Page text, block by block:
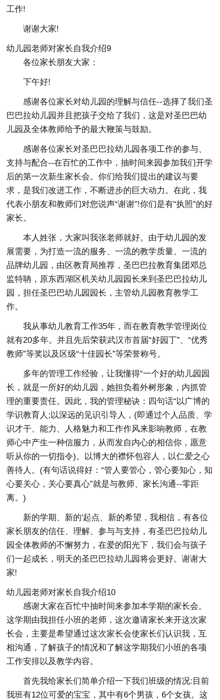
工作!
谢谢大家!
幼儿园老师对家长自我介绍9
各位家长朋友大家：
下午好!
感谢各位家长对幼儿园的理解与信任--选择了我们圣
巴巴拉幼儿园并且把孩子交给了我们，这是对圣巴巴幼
儿园及全体教师给予的最大鞭策与鼓励。
感谢各位家长对圣巴巴拉幼儿园各项工作的参与、
支持与配合--在百忙的工作中，抽时间来园参加我们开学
后的第一次新生家长会。你们给我们提出的建议与要
求，是我们改进工作，不断进步的巨大动力。在此，我
代表小朋友和教师们对您说声“谢谢”!你们是有“执照”的好
家长。
本人姓张，大家叫我张老师就好。由于幼儿园的发
展需要，为打造一流的服务、一流的教学质量、一流的
品牌幼儿园，由区教育局推荐，圣巴巴拉教育集团邓总
监特聃，原东西湖区机关幼儿园园长来到圣巴巴拉幼儿
园，担任圣巴巴幼儿园园长，主管幼儿园教育教学工
作。
我从事幼儿教育工作35年，而在教育教学管理岗位
就有20多年。并且先后荣获武汉市首届“好园丁”、“优秀
教师”等奖以及区级“十佳园长”等荣誉称号。
多年的管理工作经验，让我懂得“一个好的幼儿园园
长，就是一所好的幼儿园，她担负着外树形象，内抓管
理的重要责任。因此，我的管理秘诀：四句话“以广博的
学识教育人;以深远的见识引导人，(即通过个人品质、学
识才干、能力、人格魅力和工作作风来影响教师，在教
师心中产生一种信服力，从而发自内心的相信你，愿意
听从你的一切指令)。以博大的襟怀包容人，以仁爱之心
善待人。(有句话说得好：“管人要管心，管心要知心，知
心要关心，关心要真心”就是与教师、家长沟通--零距
离。)
新的学期、新的'起点、新的希望，我相信，有各位
家长朋友的信任、理解、参与与支持，有圣巴巴拉幼儿
园全体教师的不懈努力，在爱的阳光下，我们会与孩子
们一起成长，明天的圣巴巴拉幼儿园将会更好。谢谢大
家!
幼儿园老师对家长自我介绍10
感谢大家在百忙中抽时间来参加本学期的家长会。
这学期由我担任小班的老师，这次邀请家长来开这次家
长会，主要是希望通过这次家长会使家长们认识我，互
相沟通，了解孩子的情况和了解这学期我们小班的各项
工作安排以及教学内容。
首先我给家长们简单介绍一下我们班级的情况:目前
我班有12位可爱的宝宝，其中有6个男孩，6个女孩。这